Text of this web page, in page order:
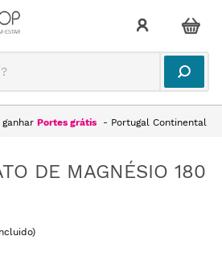
Portes grátis - Portugal Continental
DE MAGNÉSIO 180